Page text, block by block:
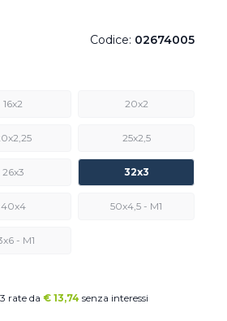
Codice: 02674005
16x2 20x2
25x2,5
26x3 32x3
40x4 50x4,5 - M1
- M1
3 rate da € 13,74 senza interessi